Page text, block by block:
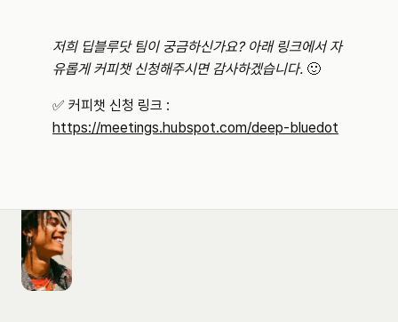
저희 딥블루닷 팀이 궁금하신가요? 아래 링크에서 자
유롭게 커피챗 신청해주시면 감사하겠습니다. 🙂
https://meetings.hubspot.com/deep-bluedot